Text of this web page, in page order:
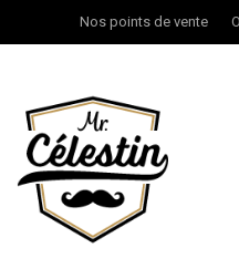
Nos points de vente